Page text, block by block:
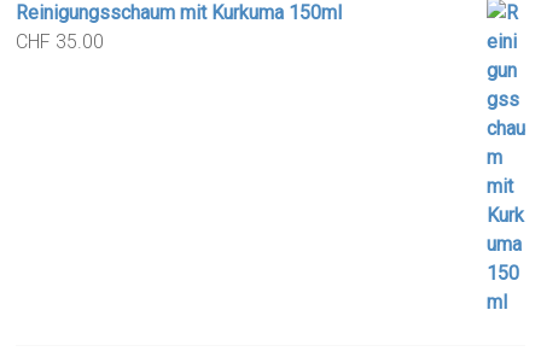
Reinigungsschaum mit Kurkuma 150ml
CHF 35.00